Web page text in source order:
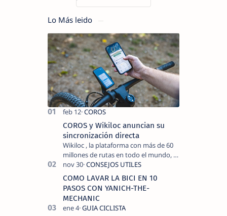
Lo Más leido
COROS y Wikiloc anuncian su
sincronización directa
Wikiloc , la plataforma con más de 60
millones de rutas en todo el mundo, y
COROS , marca de dispositivos GPS
reconocida mundialmente por su
tecnolo…
COMO LAVAR LA BICI EN 10
PASOS CON YANICH-THE-
MECHANIC